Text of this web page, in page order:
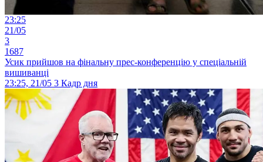
23:25
21/05
3
1687
Усик прийшов на фінальну прес-конференцію у спеціальній
вишиванці
23:25, 21/05 3 Кадр дня